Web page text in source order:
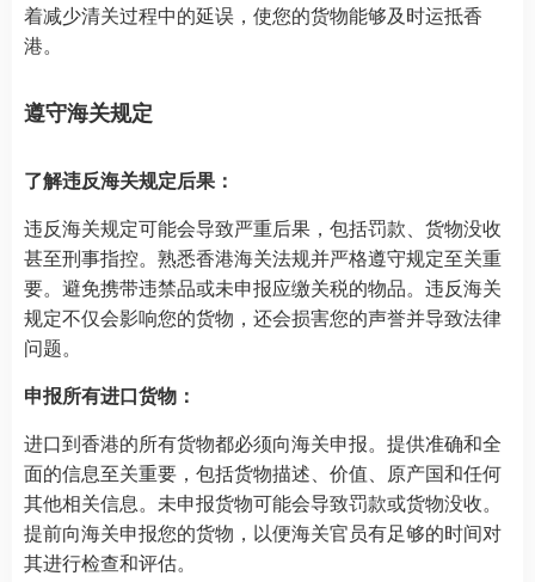
着减少清关过程中的延误，使您的货物能够及时运抵香
港。
遵守海关规定
了解违反海关规定后果：
违反海关规定可能会导致严重后果，包括罚款、货物没收
甚至刑事指控。熟悉香港海关法规并严格遵守规定至关重
要。避免携带违禁品或未申报应缴关税的物品。违反海关
规定不仅会影响您的货物，还会损害您的声誉并导致法律
问题。
申报所有进口货物：
进口到香港的所有货物都必须向海关申报。提供准确和全
面的信息至关重要，包括货物描述、价值、原产国和任何
其他相关信息。未申报货物可能会导致罚款或货物没收。
提前向海关申报您的货物，以便海关官员有足够的时间对
其进行检查和评估。